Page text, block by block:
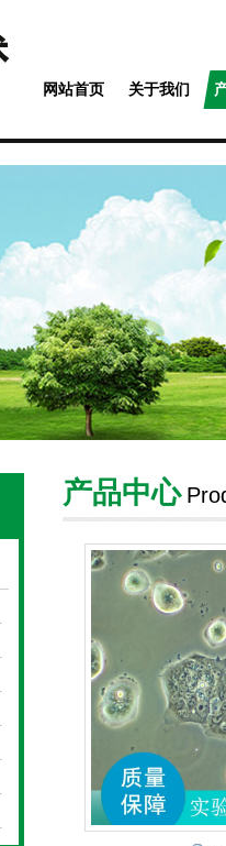
网站首页 关于我们
产品中心